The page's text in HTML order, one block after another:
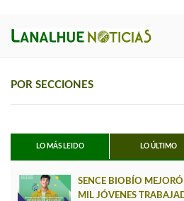
POR SECCIONES
LO MÁS LEIDO LO ÚLTIMO
SENCE BIOBÍO
MIL JÓVENES